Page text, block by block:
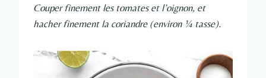
Couper finement les tomates et l’oignon, et
hacher finement la coriandre (environ ¼ tasse).